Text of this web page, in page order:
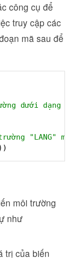
công cụ để
truy cập các
mã sau để
dưới dạng
"LANG"
môi trường
như
trị của biến